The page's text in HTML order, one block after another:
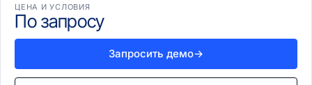
ЦЕНА И УСЛОВИЯ
По запросу
Запросить демо→